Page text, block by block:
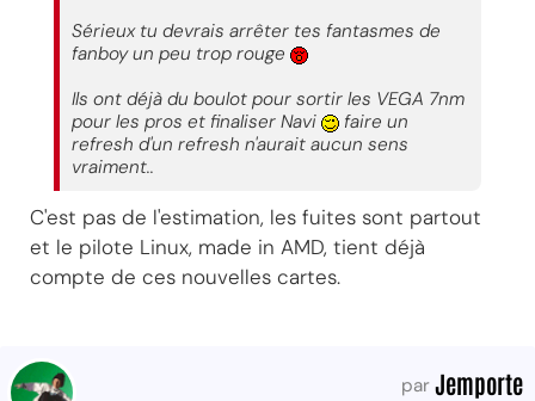
Sérieux tu devrais arrêter tes fantasmes de
fanboy un peu trop rouge
Ils ont déjà du boulot pour sortir les VEGA 7nm
pour les pros et finaliser Navi
faire un
refresh d'un refresh n'aurait aucun sens
vraiment..
C'est pas de l'estimation, les fuites sont partout
et le pilote Linux, made in AMD, tient déjà
compte de ces nouvelles cartes.
par Jemporte